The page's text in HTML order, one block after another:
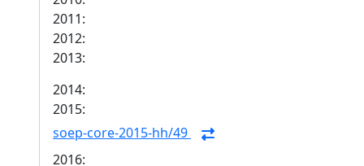
2011:
2012:
2013:
2014:
2015:
soep-core-2015-hh/49
2016: